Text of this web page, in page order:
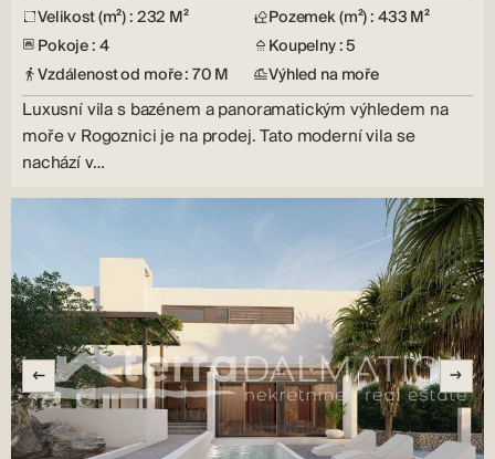
Velikost (m²) : 232 M²
Pozemek (m²) : 433 M²
Pokoje : 4
Koupelny : 5
Vzdálenost od moře : 70 M
Výhled na moře
Luxusní vila s bazénem a panoramatickým výhledem na
moře v Rogoznici je na prodej. Tato moderní vila se
nachází v…